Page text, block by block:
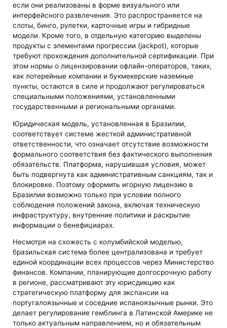
если они реализованы в форме визуального или
интерфейсного развлечения. Это распространяется на
слоты, бинго, рулетки, карточные игры и гибридные
модели. Кроме того, в отдельную категорию выделены
продукты с элементами прогрессии (jackpot), которые
требуют прохождения дополнительной сертификации. При
этом нормы о лицензировании офлайн-операторов, таких,
как лотерейные компании и букмекерские наземные
пункты, остаются в силе и продолжают регулироваться
специальными положениями, установленными
государственными и региональными органами.
Юридическая модель, установленная в Бразилии,
соответствует системе жесткой административной
ответственности, что означает отсутствие возможности
формального соответствия без фактического выполнения
обязательств. Платформа, нарушившая условия, может
быть подвергнута как административным санкциям, так и
блокировке. Поэтому оформить игорную лицензию в
Бразилии возможно только при условии полного
соблюдения положений закона, включая техническую
инфраструктуру, внутренние политики и раскрытие
информации о бенефициарах.
Несмотря на схожесть с колумбийской моделью,
бразильская система более централизована и требует
единой координации всех процессов через Министерство
финансов. Компании, планирующие долгосрочную работу
в регионе, рассматривают эту юрисдикцию как
стратегическую платформу для экспансии на
португалоязычные и соседние испаноязычные рынки. Это
делает регулирование гемблинга в Латинской Америке не
только актуальным направлением, но и обязательным